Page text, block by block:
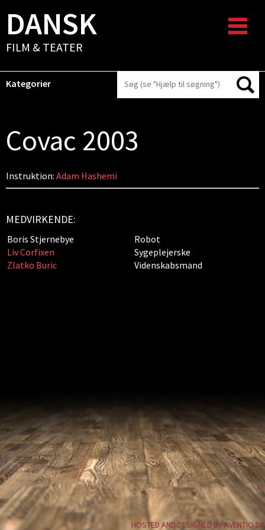
DANSK
FILM & TEATER
Kategorier
Covac 2003
Instruktion: Adam Hashemi
MEDVIRKENDE:
Boris Stjernebye
Robot
Liv Corfixen
Sygeplejerske
Zlatko Buric
Videnskabsmand
HOSTED AND DESIGNED BY AVENTIO.DK